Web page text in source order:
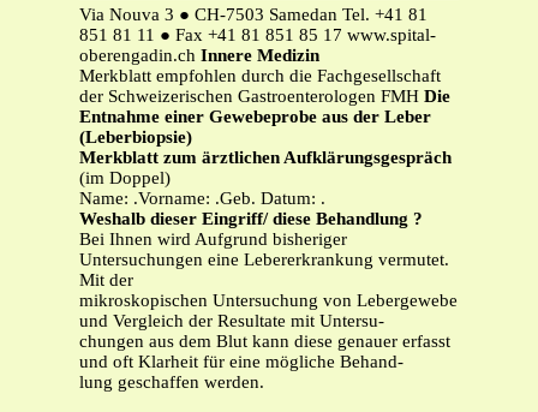
Via Nouva 3 ● CH-7503 Samedan Tel. +41 81
851 81 11 ● Fax +41 81 851 85 17 www.spital-
oberengadin.ch Innere Medizin
Merkblatt empfohlen durch die Fachgesellschaft
der Schweizerischen Gastroenterologen FMH Die
Entnahme einer Gewebeprobe aus der Leber
(Leberbiopsie)
Merkblatt zum ärztlichen Aufklärungsgespräch
(im Doppel)
Name: .Vorname: .Geb. Datum: .
Weshalb dieser Eingriff/ diese Behandlung ?
Bei Ihnen wird Aufgrund bisheriger
Untersuchungen eine Lebererkrankung vermutet.
Mit der
mikroskopischen Untersuchung von Lebergewebe
und Vergleich der Resultate mit Untersu-
chungen aus dem Blut kann diese genauer erfasst
und oft Klarheit für eine mögliche Behand-
lung geschaffen werden.